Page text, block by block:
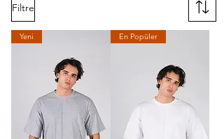
Filtre
Yeni En Popüler